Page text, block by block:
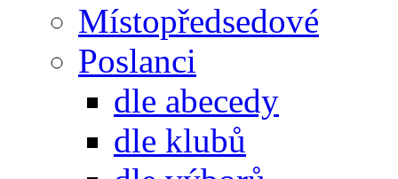
Místopředsedové
Poslanci
dle abecedy
dle klubů